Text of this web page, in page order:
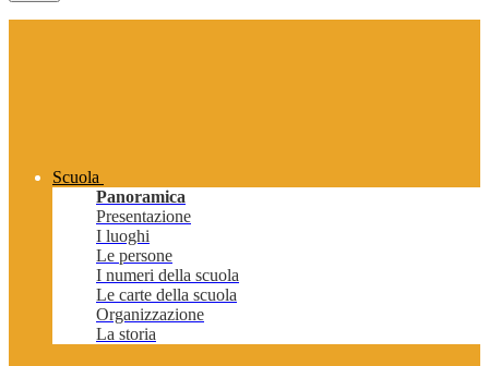
Scuola
Panoramica
Presentazione
I luoghi
Le persone
I numeri della scuola
Le carte della scuola
Organizzazione
La storia